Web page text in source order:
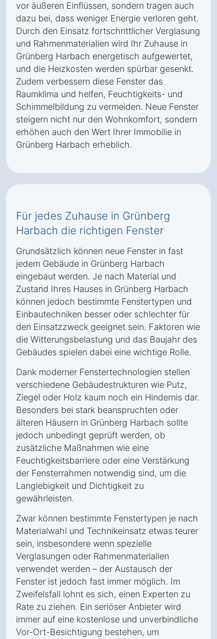
vor äußeren Einflüssen, sondern tragen auch
dazu bei, dass weniger Energie verloren geht.
Durch den Einsatz fortschrittlicher Verglasung
und Rahmenmaterialien wird Ihr Zuhause in
Grünberg Harbach energetisch aufgewertet,
und die Heizkosten werden spürbar gesenkt.
Zudem verbessern diese Fenster das
Raumklima und helfen, Feuchtigkeits- und
Schimmelbildung zu vermeiden. Neue Fenster
steigern nicht nur den Wohnkomfort, sondern
erhöhen auch den Wert Ihrer Immobilie in
Grünberg Harbach erheblich.
Für jedes Zuhause in Grünberg
Harbach die richtigen Fenster
Grundsätzlich können neue Fenster in fast
jedem Gebäude in Grünberg Harbach
eingebaut werden. Je nach Material und
Zustand Ihres Hauses in Grünberg Harbach
können jedoch bestimmte Fenstertypen und
Einbautechniken besser oder schlechter für
den Einsatzzweck geeignet sein. Faktoren wie
die Witterungsbelastung und das Baujahr des
Gebäudes spielen dabei eine wichtige Rolle.
Dank moderner Fenstertechnologien stellen
verschiedene Gebäudestrukturen wie Putz,
Ziegel oder Holz kaum noch ein Hindernis dar.
Besonders bei stark beanspruchten oder
älteren Häusern in Grünberg Harbach sollte
jedoch unbedingt geprüft werden, ob
zusätzliche Maßnahmen wie eine
Feuchtigkeitsbarriere oder eine Verstärkung
der Fensterrahmen notwendig sind, um die
Langlebigkeit und Dichtigkeit zu
gewährleisten.
Zwar können bestimmte Fenstertypen je nach
Materialwahl und Technikeinsatz etwas teurer
sein, insbesondere wenn spezielle
Verglasungen oder Rahmenmaterialien
verwendet werden – der Austausch der
Fenster ist jedoch fast immer möglich. Im
Zweifelsfall lohnt es sich, einen Experten zu
Rate zu ziehen. Ein seriöser Anbieter wird
immer auf eine kostenlose und unverbindliche
Vor-Ort-Besichtigung bestehen, um